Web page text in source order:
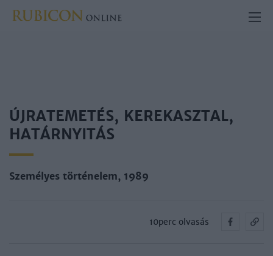
ÚJRATEMETÉS, KEREKASZTAL,
HATÁRNYITÁS
Személyes történelem, 1989
10perc olvasás